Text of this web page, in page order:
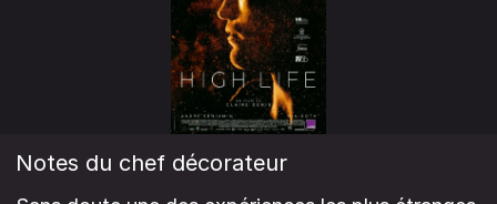
Notes du chef décorateur